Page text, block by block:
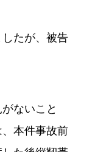
たが、被告
ないこと
本件事故前